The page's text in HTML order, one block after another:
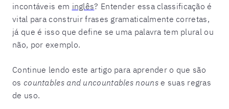
incontáveis em inglês? Entender essa classificação é
vital para construir frases gramaticalmente corretas,
já que é isso que define se uma palavra tem plural ou
não, por exemplo.
Continue lendo este artigo para aprender o que são
os countables and uncountables nounse suas regras
de uso.